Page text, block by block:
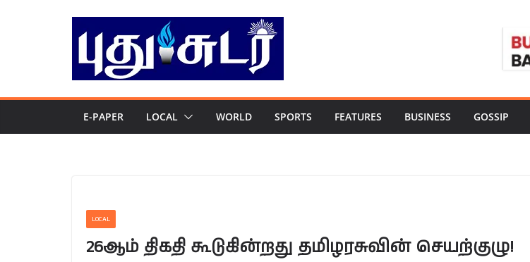
E-PAPER LOCAL WORLD SPORTS FEATURES BUSINESS GOSSIP
LOCAL
26ஆம் திகதி கூடுகின்றது தமிழரசுவின் செயற்குழு!